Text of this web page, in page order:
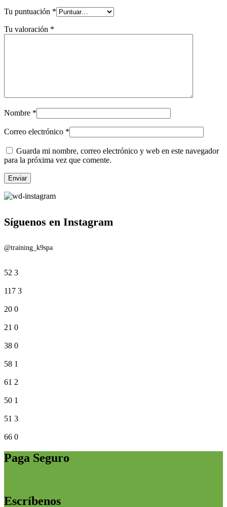
Tu puntuación *
Tu valoración *
Nombre *
Correo electrónico *
Guarda mi nombre, correo electrónico y web en este navegador
para la próxima vez que comente.
Síguenos en Instagram
@training_k9spa
52 3
117 3
20 0
21 0
38 0
58 1
61 2
50 1
51 3
66 0
Paga Seguro
Escríbenos